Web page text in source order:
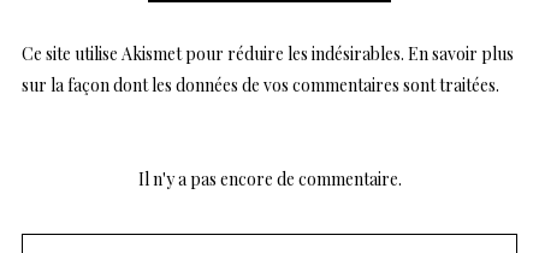
Ce site utilise Akismet pour réduire les indésirables. En savoir plus
sur la façon dont les données de vos commentaires sont traitées.
Il n'y a pas encore de commentaire.